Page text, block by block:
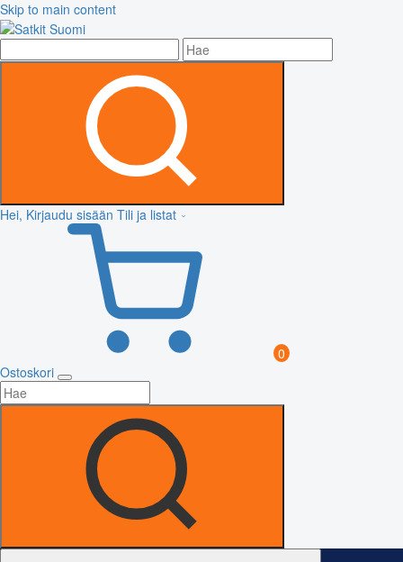
Skip to main content
Hei, Kirjaudu sisään Tili ja listat
0
Ostoskori